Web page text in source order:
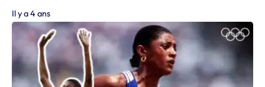
Il y a 4 ans